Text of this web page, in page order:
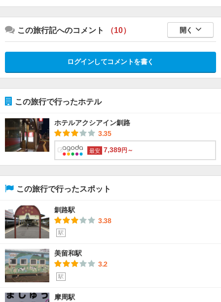
この旅行記へのコメント （10） 開く
ログインしてコメントを書く
この旅行で行ったホテル
ホテルアクシアイン釧路
3.35
最安 7,389円～
この旅行で行ったスポット
釧路駅
3.38
駅
美留和駅
3.2
駅
摩周駅